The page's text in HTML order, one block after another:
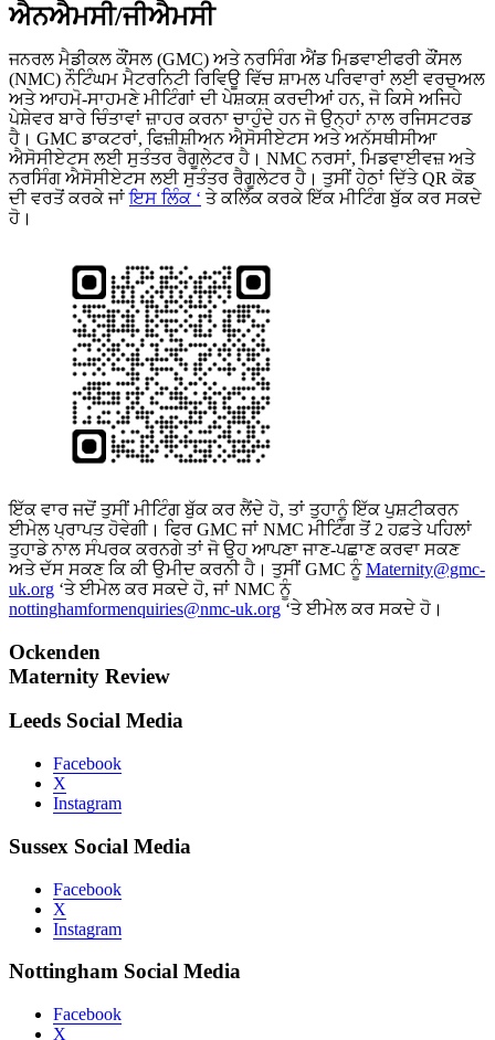
ਐਨਐਮਸੀ/ਜੀਐਮਸੀ
ਜਨਰਲ ਮੈਡੀਕਲ ਕੌਂਸਲ (GMC) ਅਤੇ ਨਰਸਿੰਗ ਐਂਡ ਮਿਡਵਾਈਫਰੀ ਕੌਂਸਲ
(NMC) ਨੌਟਿੰਘਮ ਮੈਟਰਨਿਟੀ ਰਿਵਿਊ ਵਿੱਚ ਸ਼ਾਮਲ ਪਰਿਵਾਰਾਂ ਲਈ ਵਰਚੁਅਲ
ਅਤੇ ਆਹਮੋ-ਸਾਹਮਣੇ ਮੀਟਿੰਗਾਂ ਦੀ ਪੇਸ਼ਕਸ਼ ਕਰਦੀਆਂ ਹਨ, ਜੋ ਕਿਸੇ ਅਜਿਹੇ
ਪੇਸ਼ੇਵਰ ਬਾਰੇ ਚਿੰਤਾਵਾਂ ਜ਼ਾਹਰ ਕਰਨਾ ਚਾਹੁੰਦੇ ਹਨ ਜੋ ਉਨ੍ਹਾਂ ਨਾਲ ਰਜਿਸਟਰਡ
ਹੈ। GMC ਡਾਕਟਰਾਂ, ਫਿਜ਼ੀਸ਼ੀਅਨ ਐਸੋਸੀਏਟਸ ਅਤੇ ਅਨੱਸਥੀਸੀਆ
ਐਸੋਸੀਏਟਸ ਲਈ ਸੁਤੰਤਰ ਰੈਗੂਲੇਟਰ ਹੈ। NMC ਨਰਸਾਂ, ਮਿਡਵਾਈਵਜ਼ ਅਤੇ
ਨਰਸਿੰਗ ਐਸੋਸੀਏਟਸ ਲਈ ਸੁਤੰਤਰ ਰੈਗੂਲੇਟਰ ਹੈ। ਤੁਸੀਂ ਹੇਠਾਂ ਦਿੱਤੇ QR ਕੋਡ
ਦੀ ਵਰਤੋਂ ਕਰਕੇ ਜਾਂਇਸ ਲਿੰਕ ‘ ਤੇ ਕਲਿੱਕ ਕਰਕੇ ਇੱਕ ਮੀਟਿੰਗ ਬੁੱਕ ਕਰ ਸਕਦੇ
ਹੋ।
ਇੱਕ ਵਾਰ ਜਦੋਂ ਤੁਸੀਂ ਮੀਟਿੰਗ ਬੁੱਕ ਕਰ ਲੈਂਦੇ ਹੋ, ਤਾਂ ਤੁਹਾਨੂੰ ਇੱਕ ਪੁਸ਼ਟੀਕਰਨ
ਈਮੇਲ ਪ੍ਰਾਪਤ ਹੋਵੇਗੀ। ਫਿਰ GMC ਜਾਂ NMC ਮੀਟਿੰਗ ਤੋਂ 2 ਹਫ਼ਤੇ ਪਹਿਲਾਂ
ਤੁਹਾਡੇ ਨਾਲ ਸੰਪਰਕ ਕਰਨਗੇ ਤਾਂ ਜੋ ਉਹ ਆਪਣਾ ਜਾਣ-ਪਛਾਣ ਕਰਵਾ ਸਕਣ
ਅਤੇ ਦੱਸ ਸਕਣ ਕਿ ਕੀ ਉਮੀਦ ਕਰਨੀ ਹੈ। ਤੁਸੀਂ GMC ਨੂੰMaternity@gmc-
uk.org ‘ਤੇ ਈਮੇਲ ਕਰ ਸਕਦੇ ਹੋ, ਜਾਂ NMC ਨੂੰ
nottinghamformenquiries@nmc-uk.org ‘ਤੇ ਈਮੇਲ ਕਰ ਸਕਦੇ ਹੋ।
Ockenden
Maternity Review
Leeds Social Media
Facebook
X
Instagram
Sussex Social Media
Facebook
X
Instagram
Nottingham Social Media
Facebook
X